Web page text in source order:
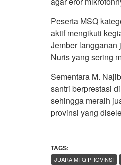
Peserta MSQ
aktif mengikuti
Jember langganan
Nuris yang sering
Sementara M.
santri berprestasi
sehingga meraih
provinsi yang
TAGS:
JUARA MTQ PROVINSI